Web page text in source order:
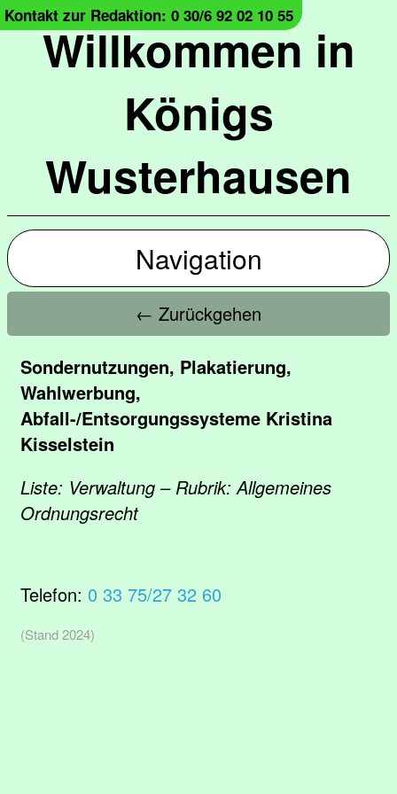
Willkommen in
Königs
Wusterhausen
Kontakt zur Redaktion: 0 30/6 92 02 10 55
Navigation
← Zurückgehen
Sondernutzungen, Plakatierung,
Wahlwerbung,
Abfall-/Entsorgungssysteme Kristina
Kisselstein
Liste: Verwaltung – Rubrik: Allgemeines
Ordnungsrecht
Telefon: 0 33 75/27 32 60
(Stand 2024)